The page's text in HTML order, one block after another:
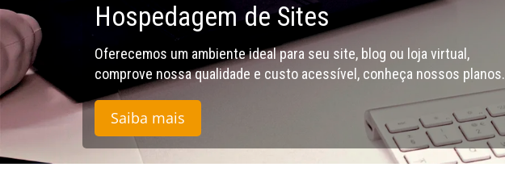
Hospedagem de Sites
Oferecemos um ambiente ideal para seu site, blog ou loja virtual,
comprove nossa qualidade e custo acessível, conheça nossos planos.
Saiba mais